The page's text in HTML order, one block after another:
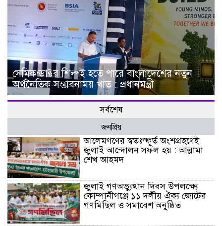
সেমিকন্ডাক্টর শিল্পই হতে পারে বাংলাদেশের নতুন
অর্থনৈতিক সম্ভাবনাময় খাত : প্রধানমন্ত্রী
সর্বশেষ
জনপ্রিয়
আলেমগণের স্বতঃস্ফূর্ত অংশগ্রহণেই
জুলাই আন্দোলন সফল হয় : আল্লামা
শেখ আহমদ
জুলাই গণঅভ্যুত্থান দিবস উপলক্ষ্যে
কোম্পানীগঞ্জে ১১ দলীয় ঐক্য জোটের
গণমিছিল ও সমাবেশ অনুষ্ঠিত